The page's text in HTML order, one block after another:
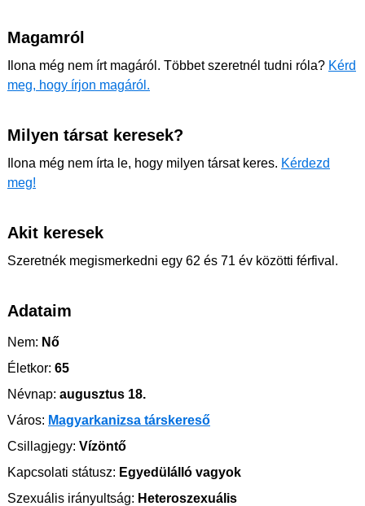
Magamról
Ilona még nem írt magáról. Többet szeretnél tudni róla? Kérd
meg, hogy írjon magáról.
Milyen társat keresek?
Ilona még nem írta le, hogy milyen társat keres. Kérdezd
meg!
Akit keresek
Szeretnék megismerkedni egy 62 és 71 év közötti férfival.
Adataim
Nem: Nő
Életkor: 65
Névnap: augusztus 18.
Város: Magyarkanizsa társkereső
Csillagjegy: Vízöntő
Kapcsolati státusz: Egyedülálló vagyok
Szexuális irányultság: Heteroszexuális